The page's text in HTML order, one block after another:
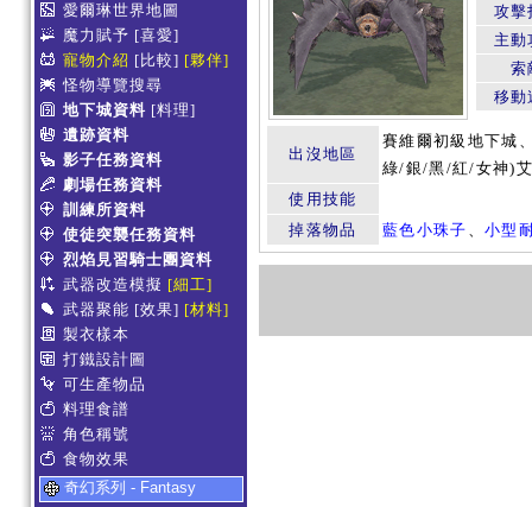
愛爾琳世界地圖
魔力賦予 [喜愛]
寵物介紹 [比較] [夥伴]
怪物導覽搜尋
地下城資料 [料理]
遺跡資料
影子任務資料
劇場任務資料
訓練所資料
使徒突襲任務資料
烈焰見習騎士團資料
武器改造模擬 [細工]
武器聚能 [效果] [材料]
製衣樣本
打鐵設計圖
可生產物品
料理食譜
角色稱號
食物效果
奇幻系列 - Fantasy
攻擊
主動
索
移動
出沒地區
賽維爾初級地下城
綠/銀/黑/紅/女神)
使用技能
掉落物品
藍色小珠子 、小型